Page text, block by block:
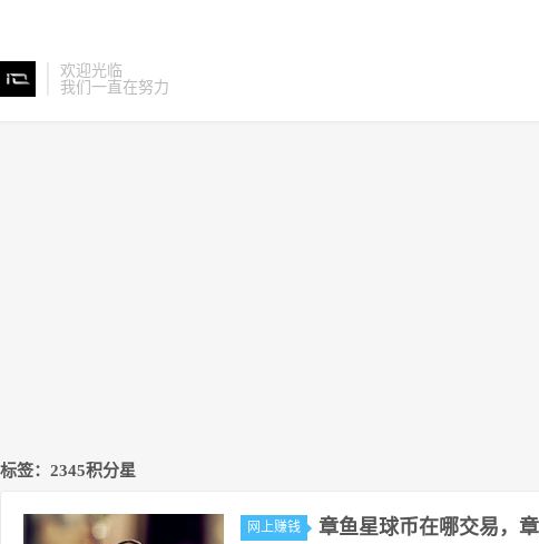
欢迎光临
我们一直在努力
标签：2345积分星
网上赚钱 章鱼星球币在哪交易，